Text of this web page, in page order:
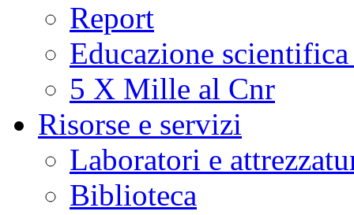
Report
Educazione
5 X Mille al Cnr
Risorse e servizi
Laboratori e
Biblioteca